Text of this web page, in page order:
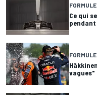
FORMULE
Ce qui
FORMULE
vagues"